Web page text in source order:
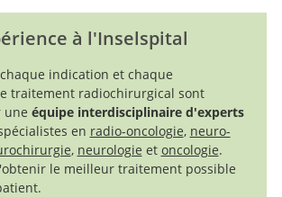
à l'Inselspital
indication et chaque
traitement radiochirurgical sont
une équipe interdisciplinaire d'experts
en radio-oncologie, neuro-
, neurologie et oncologie.
le meilleur traitement possible